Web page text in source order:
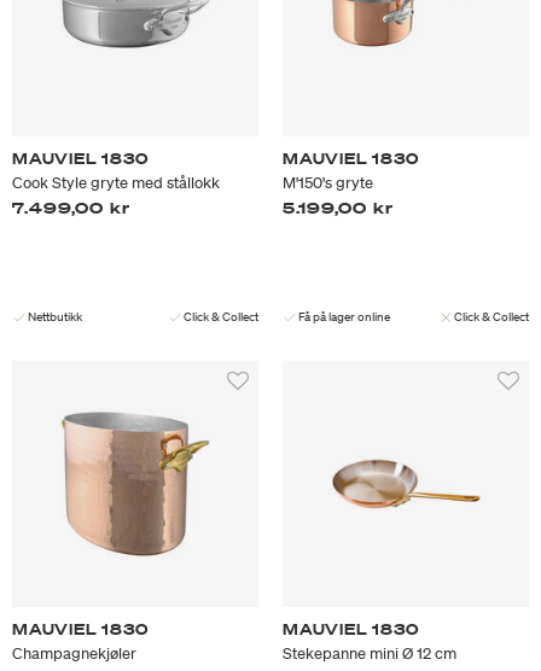
MAUVIEL 1830
Cook Style gryte med stållokk
7.499,00 kr
Nettbutikk Click & Collect
MAUVIEL 1830
M'150's gryte
5.199,00 kr
Få på lager online Click & Collect
MAUVIEL 1830
Champagnekjøler
MAUVIEL 1830
Stekepanne mini Ø 12 cm